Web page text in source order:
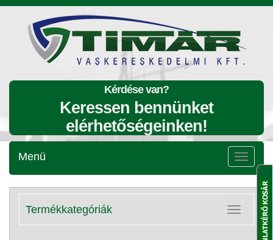
Kérdése van?
Keressen bennünket
elérhetőségeinken!
Menü
Menü
Kategóriák
lenyitása
Termékkategóriák